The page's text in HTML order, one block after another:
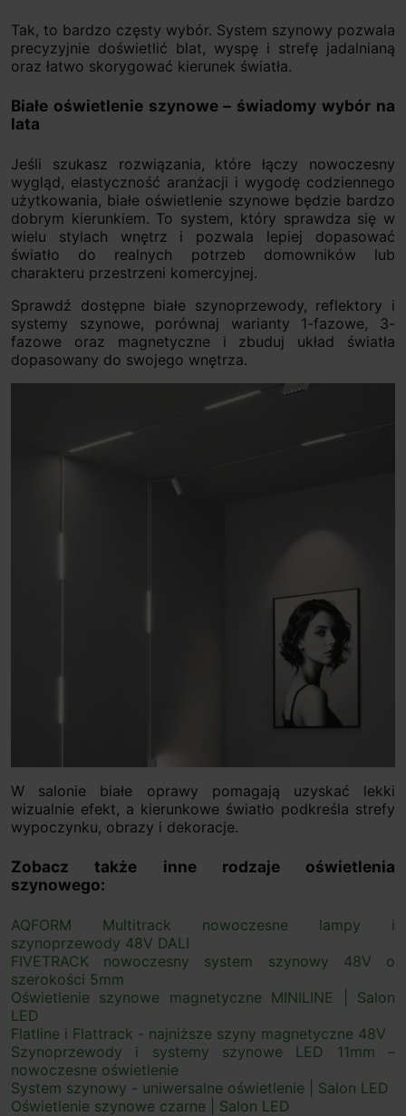
Tak, to bardzo częsty wybór. System szynowy pozwala
precyzyjnie doświetlić blat, wyspę i strefę jadalnianą
oraz łatwo skorygować kierunek światła.
Białe oświetlenie szynowe – świadomy wybór na
lata
Jeśli szukasz rozwiązania, które łączy nowoczesny
wygląd, elastyczność aranżacji i wygodę codziennego
użytkowania, białe oświetlenie szynowe będzie bardzo
dobrym kierunkiem. To system, który sprawdza się w
wielu stylach wnętrz i pozwala lepiej dopasować
światło do realnych potrzeb domowników lub
charakteru przestrzeni komercyjnej.
Sprawdź dostępne białe szynoprzewody, reflektory i
systemy szynowe, porównaj warianty 1-fazowe, 3-
fazowe oraz magnetyczne i zbuduj układ światła
dopasowany do swojego wnętrza.
W salonie białe oprawy pomagają uzyskać lekki
wizualnie efekt, a kierunkowe światło podkreśla strefy
wypoczynku, obrazy i dekoracje.
Zobacz także inne rodzaje oświetlenia
szynowego:
AQFORM Multitrack nowoczesne lampy i
szynoprzewody 48V DALI
FIVETRACK nowoczesny system szynowy 48V o
szerokości 5mm
Oświetlenie szynowe magnetyczne MINILINE | Salon
LED
Flatline i Flattrack - najniższe szyny magnetyczne 48V
Szynoprzewody i systemy szynowe LED 11mm –
nowoczesne oświetlenie
System szynowy - uniwersalne oświetlenie | Salon LED
Oświetlenie szynowe czarne | Salon LED